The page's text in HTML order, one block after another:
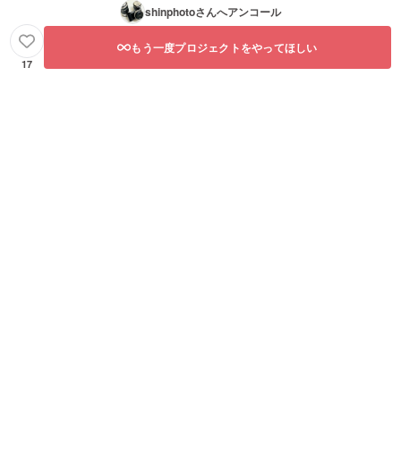
shinphotoさんへアンコール
17
もう一度プロジェクトをやってほしい